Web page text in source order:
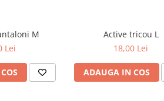
SA.Hara pantaloni M
Lei
Active tricou L
18,00 Lei
ADAUGA IN COS